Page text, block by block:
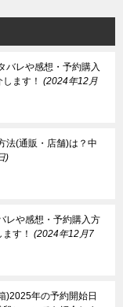
バレや感想・予約購入
ます！
2024年12月
法(通販・店舗)は？中
レや感想・予約購入方
す！
2024年12月7
)2025年の予約開始日